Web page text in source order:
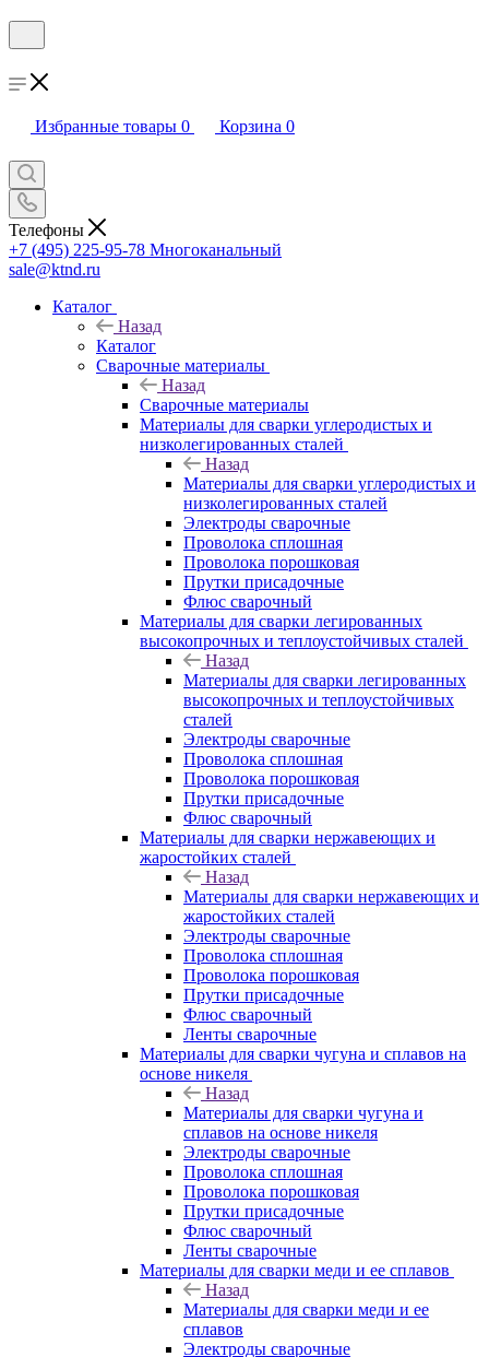
Избранные товары 0 Корзина 0
Телефоны
+7 (495) 225-95-78 Многоканальный
sale@ktnd.ru
Каталог
Назад
Каталог
Сварочные материалы
Назад
Сварочные материалы
Материалы для сварки углеродистых и
низколегированных сталей
Назад
Материалы для сварки углеродистых и
низколегированных сталей
Электроды сварочные
Проволока сплошная
Проволока порошковая
Прутки присадочные
Флюс сварочный
Материалы для сварки легированных
высокопрочных и теплоустойчивых сталей
Назад
Материалы для сварки легированных
высокопрочных и теплоустойчивых
сталей
Электроды сварочные
Проволока сплошная
Проволока порошковая
Прутки присадочные
Флюс сварочный
Материалы для сварки нержавеющих и
жаростойких сталей
Назад
Материалы для сварки нержавеющих и
жаростойких сталей
Электроды сварочные
Проволока сплошная
Проволока порошковая
Прутки присадочные
Флюс сварочный
Ленты сварочные
Материалы для сварки чугуна и сплавов на
основе никеля
Назад
Материалы для сварки чугуна и
сплавов на основе никеля
Электроды сварочные
Проволока сплошная
Проволока порошковая
Прутки присадочные
Флюс сварочный
Ленты сварочные
Материалы для сварки меди и ее сплавов
Назад
Материалы для сварки меди и ее
сплавов
Электроды сварочные